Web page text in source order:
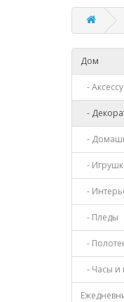
Дом
-
-
-
-
-
- Пледы
-
- Часы и